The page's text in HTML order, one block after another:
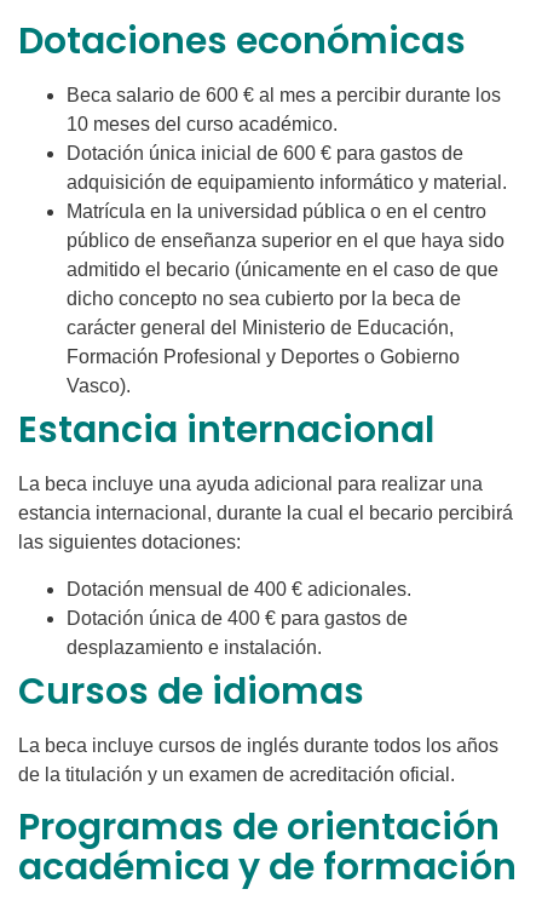
Dotaciones económicas
Beca salario de 600 € al mes a percibir durante los
10 meses del curso académico.
Dotación única inicial de 600 € para gastos de
adquisición de equipamiento informático y material.
Matrícula en la universidad pública o en el centro
público de enseñanza superior en el que haya sido
admitido el becario (únicamente en el caso de que
dicho concepto no sea cubierto por la beca de
carácter general del Ministerio de Educación,
Formación Profesional y Deportes o Gobierno
Vasco).
Estancia internacional
La beca incluye una ayuda adicional para realizar una
estancia internacional, durante la cual el becario percibirá
las siguientes dotaciones:
Dotación mensual de 400 € adicionales.
Dotación única de 400 € para gastos de
desplazamiento e instalación.
Cursos de idiomas
La beca incluye cursos de inglés durante todos los años
de la titulación y un examen de acreditación oficial.
Programas de orientación
académica y de formación